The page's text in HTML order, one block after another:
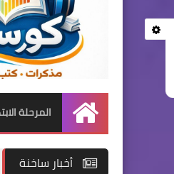
الرئيسية
المرحلة
أخبار ساخنة